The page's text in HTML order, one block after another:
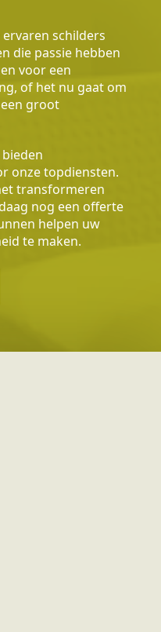
ervaren schilders
die passie hebben
voor een
of het nu gaat om
groot
bieden
onze topdiensten.
transformeren
nog een offerte
helpen uw
te maken.